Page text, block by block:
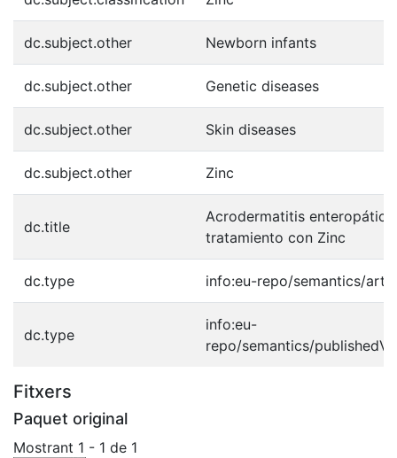
dc.subject.other Newborn infants
dc.subject.other Genetic diseases
dc.subject.other Skin diseases
dc.subject.other Zinc
dc.title
Acrodermatitis enteropática:
tratamiento con Zinc
dc.type info:eu-repo/semantics/
dc.type
info:eu-
repo/semantics/
Fitxers
Paquet original
Mostrant 1 - 1 de 1